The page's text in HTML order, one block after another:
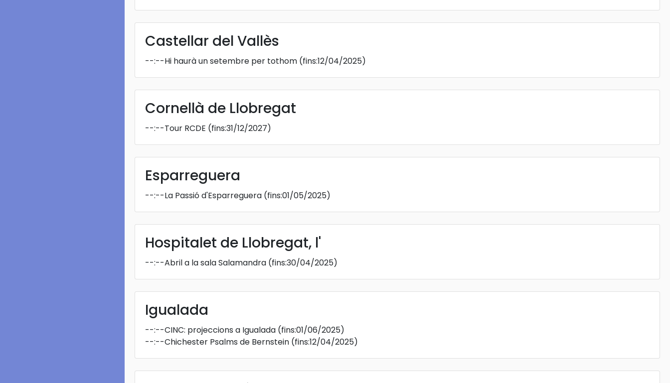
Castellar del Vallès
--:--Hi haurà un setembre per tothom (fins:12/04/2025)
Cornellà de Llobregat
--:--Tour RCDE (fins:31/12/2027)
Esparreguera
--:--La Passió d'Esparreguera (fins:01/05/2025)
Hospitalet de Llobregat, l'
--:--Abril a la sala Salamandra (fins:30/04/2025)
Igualada
--:--CINC: projeccions a Igualada (fins:01/06/2025)
--:--Chichester Psalms de Bernstein (fins:12/04/2025)